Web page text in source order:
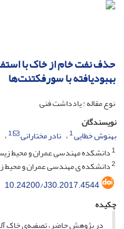
حذف نفت خام از خاک با
بهبودیافته با سورفکتنت‌ها
نوع مقاله : یادداشت فنی
نویسندگان
بهنوش خطایی1 نادر مختارانی 1
1دانشکده مهندسی عمران و محیط
2دانشکده ی مهندسی عمران و
10.24200/J30.2017.4544
چکیده